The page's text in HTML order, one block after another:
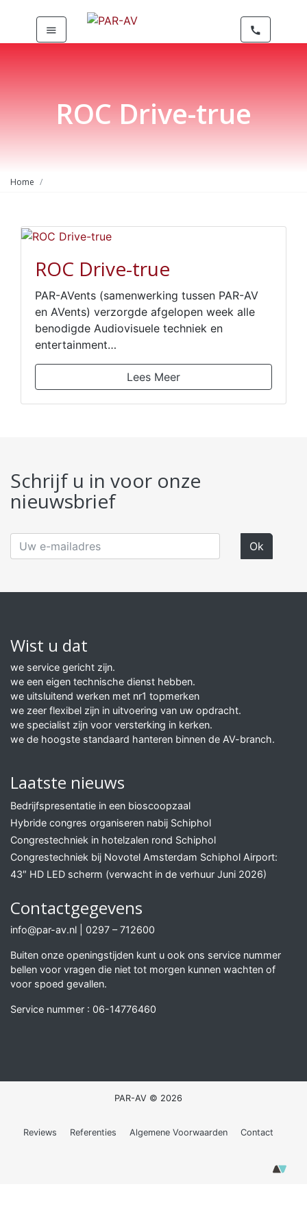
menu call
ROC Drive-true
Home
ROC Drive-true
PAR-AVents (samenwerking tussen PAR-AV
en AVents) verzorgde afgelopen week alle
benodigde Audiovisuele techniek en
entertainment…
Lees Meer
Schrijf u in voor onze
nieuwsbrief
Wist u dat
we service gericht zijn.
we een eigen technische dienst hebben.
we uitsluitend werken met nr1 topmerken
we zeer flexibel zijn in uitvoering van uw opdracht.
we specialist zijn voor versterking in kerken.
we de hoogste standaard hanteren binnen de AV-branch.
Laatste nieuws
Bedrijfspresentatie in een bioscoopzaal
Hybride congres organiseren nabij Schiphol
Congrestechniek in hotelzalen rond Schiphol
Congrestechniek bij Novotel Amsterdam Schiphol Airport:
43″ HD LED scherm (verwacht in de verhuur Juni 2026)
Contactgegevens
info@par-av.nl 0297 – 712600
Buiten onze openingstijden kunt u ook ons service nummer
bellen voor vragen die niet tot morgen kunnen wachten of
voor spoed gevallen.
Service nummer : 06-14776460
PAR-AV © 2026
Reviews Referenties Algemene Voorwaarden Contact